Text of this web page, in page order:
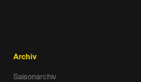
Archiv
Saisonarchiv